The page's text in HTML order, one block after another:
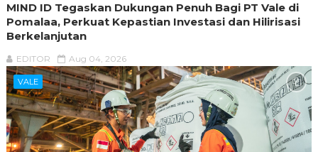
MIND ID Tegaskan Dukungan Penuh Bagi PT Vale di
Pomalaa, Perkuat Kepastian Investasi dan Hilirisasi
Berkelanjutan
EDITOR Aug 04, 2026
VALE